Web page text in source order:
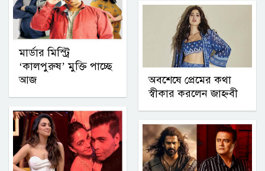
মার্ডার মিস্ট্রি
‘কালপুরুষ’ মুক্তি পাচ্ছে
আজ
অবশেষে প্রেমের কথা
স্বীকার করলেন জাহ্নবী